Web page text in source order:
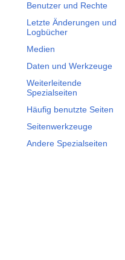
Benutzer und Rechte
Letzte Änderungen und
Logbücher
Medien
Daten und Werkzeuge
Weiterleitende
Spezialseiten
Häufig benutzte Seiten
Seitenwerkzeuge
Andere Spezialseiten